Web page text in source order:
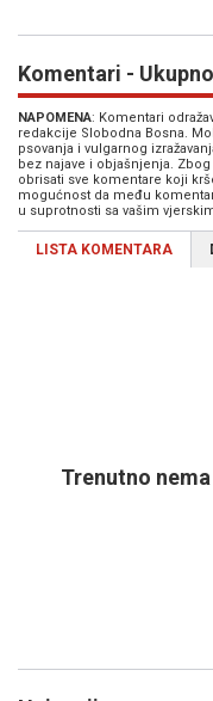
Komentari - Ukupno
NAPOMENA: Komentari
redakcije Slobodna Bosna.
psovanja i vulgarnog
bez najave i objašnjenja.
obrisati sve komentare koji
mogućnost da među
u suprotnosti sa vašim
LISTA KOMENTARA
Trenutno